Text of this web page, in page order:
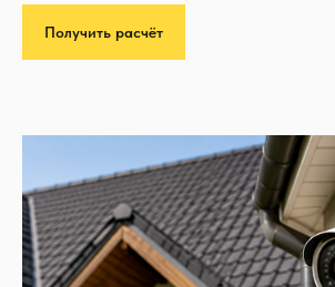
Получить расчёт